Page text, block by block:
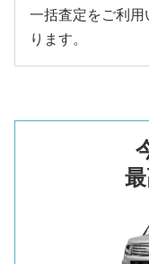
一括査定をご利
ります。